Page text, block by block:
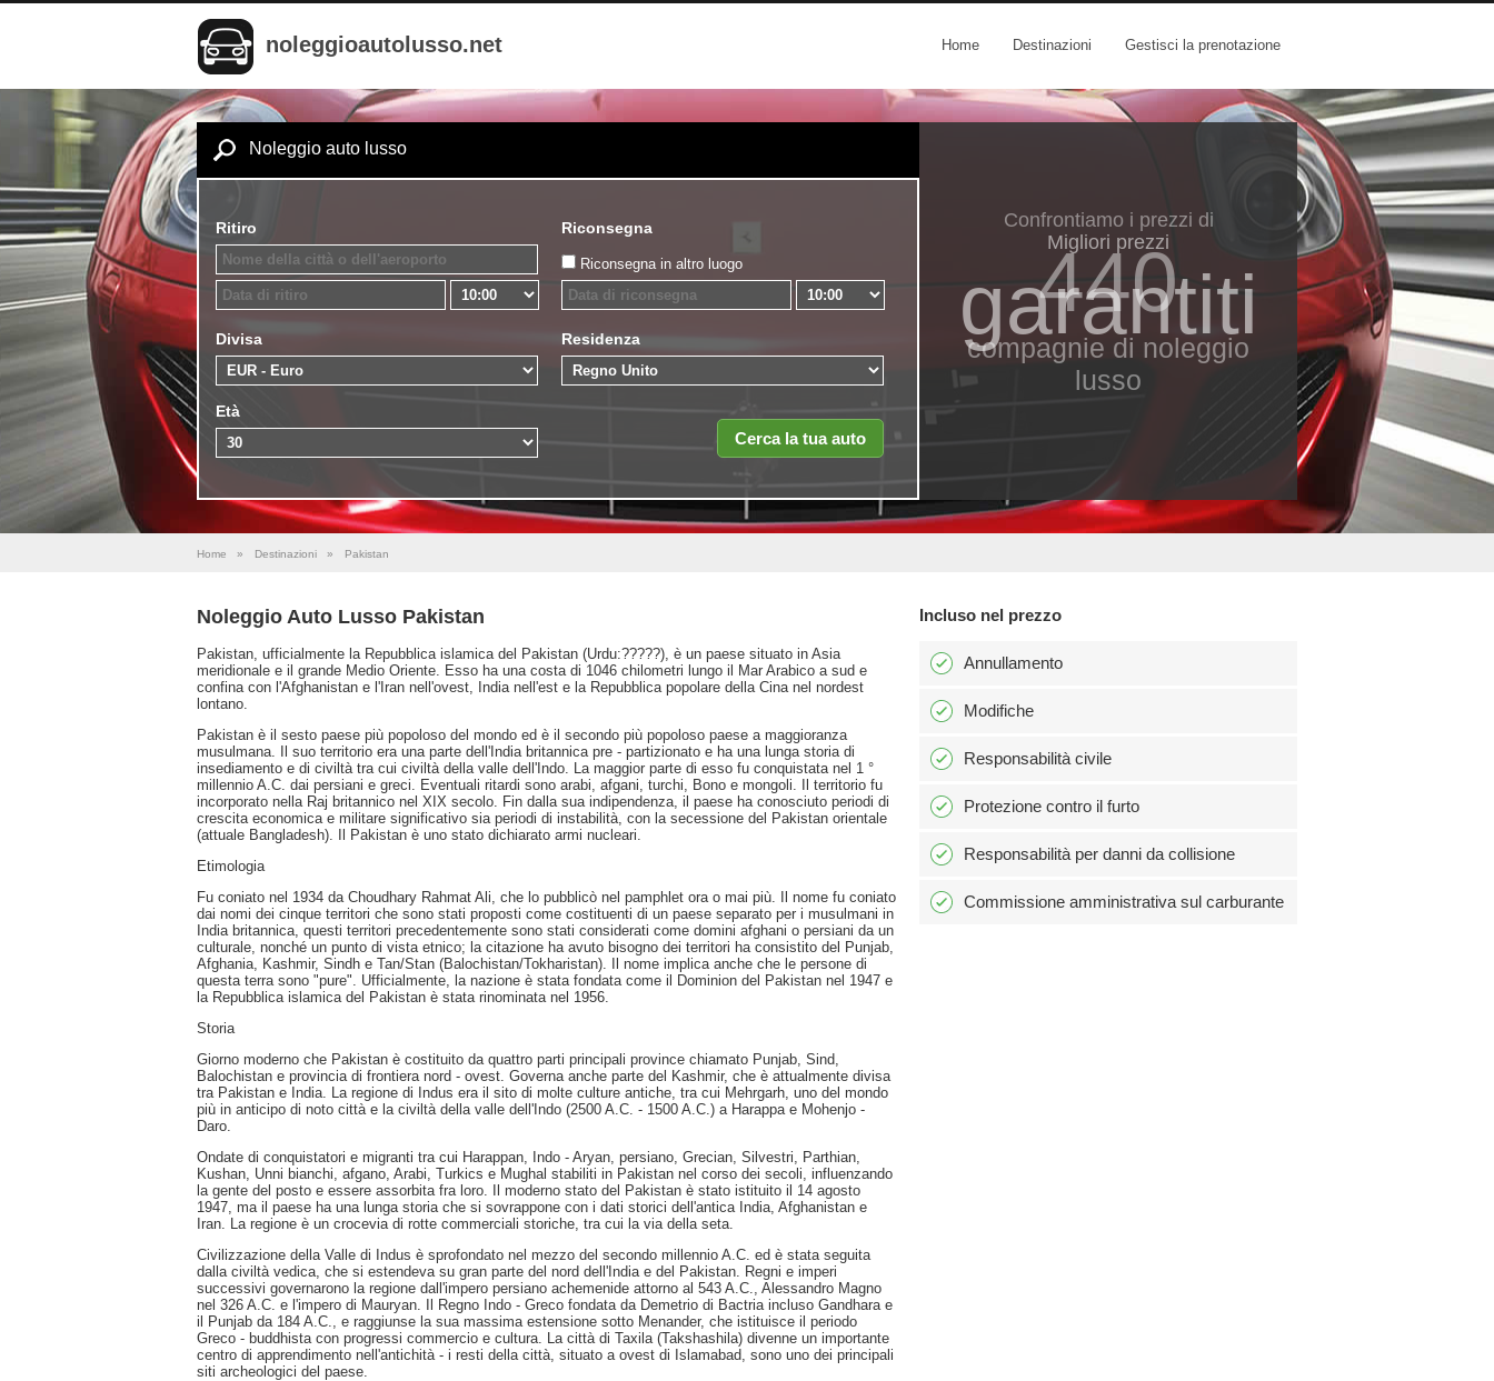
noleggioautolusso.net Home Destinazioni Gestisci la prenotazione
Noleggio auto lusso
Ritiro Riconsegna
Riconsegna in altro luogo
Divisa Residenza
Età
Migliori prezzi
garantiti
Home » Destinazioni » Pakistan
Noleggio Auto Lusso Pakistan
Pakistan, ufficialmente la Repubblica islamica del Pakistan (Urdu:?????), è un paese situato in Asia
meridionale e il grande Medio Oriente. Esso ha una costa di 1046 chilometri lungo il Mar Arabico a sud e
confina con l'Afghanistan e l'Iran nell'ovest, India nell'est e la Repubblica popolare della Cina nel nordest
lontano.
Pakistan è il sesto paese più popoloso del mondo ed è il secondo più popoloso paese a maggioranza
musulmana. Il suo territorio era una parte dell'India britannica pre - partizionato e ha una lunga storia di
insediamento e di civiltà tra cui civiltà della valle dell'Indo. La maggior parte di esso fu conquistata nel 1 °
millennio A.C. dai persiani e greci. Eventuali ritardi sono arabi, afgani, turchi, Bono e mongoli. Il territorio fu
incorporato nella Raj britannico nel XIX secolo. Fin dalla sua indipendenza, il paese ha conosciuto periodi di
crescita economica e militare significativo sia periodi di instabilità, con la secessione del Pakistan orientale
(attuale Bangladesh). Il Pakistan è uno stato dichiarato armi nucleari.
Etimologia
Fu coniato nel 1934 da Choudhary Rahmat Ali, che lo pubblicò nel pamphlet ora o mai più. Il nome fu coniato
dai nomi dei cinque territori che sono stati proposti come costituenti di un paese separato per i musulmani in
India britannica, questi territori precedentemente sono stati considerati come domini afghani o persiani da un
culturale, nonché un punto di vista etnico; la citazione ha avuto bisogno dei territori ha consistito del Punjab,
Afghania, Kashmir, Sindh e Tan/Stan (Balochistan/Tokharistan). Il nome implica anche che le persone di
questa terra sono "pure". Ufficialmente, la nazione è stata fondata come il Dominion del Pakistan nel 1947 e
la Repubblica islamica del Pakistan è stata rinominata nel 1956.
Storia
Giorno moderno che Pakistan è costituito da quattro parti principali province chiamato Punjab, Sind,
Balochistan e provincia di frontiera nord - ovest. Governa anche parte del Kashmir, che è attualmente divisa
tra Pakistan e India. La regione di Indus era il sito di molte culture antiche, tra cui Mehrgarh, uno del mondo
più in anticipo di noto città e la civiltà della valle dell'Indo (2500 A.C. - 1500 A.C.) a Harappa e Mohenjo -
Daro.
Ondate di conquistatori e migranti tra cui Harappan, Indo - Aryan, persiano, Grecian, Silvestri, Parthian,
Kushan, Unni bianchi, afgano, Arabi, Turkics e Mughal stabiliti in Pakistan nel corso dei secoli, influenzando
la gente del posto e essere assorbita fra loro. Il moderno stato del Pakistan è stato istituito il 14 agosto
1947, ma il paese ha una lunga storia che si sovrappone con i dati storici dell'antica India, Afghanistan e
Iran. La regione è un crocevia di rotte commerciali storiche, tra cui la via della seta.
Civilizzazione della Valle di Indus è sprofondato nel mezzo del secondo millennio A.C. ed è stata seguita
dalla civiltà vedica, che si estendeva su gran parte del nord dell'India e del Pakistan. Regni e imperi
successivi governarono la regione dall'impero persiano achemenide attorno al 543 A.C., Alessandro Magno
nel 326 A.C. e l'impero di Mauryan. Il Regno Indo - Greco fondata da Demetrio di Bactria incluso Gandhara e
il Punjab da 184 A.C., e raggiunse la sua massima estensione sotto Menander, che istituisce il periodo
Greco - buddhista con progressi commercio e cultura. La città di Taxila (Takshashila) divenne un importante
centro di apprendimento nell'antichità - i resti della città, situato a ovest di Islamabad, sono uno dei principali
siti archeologici del paese.
Incluso nel prezzo
Annullamento
Modifiche
Responsabilità civile
Protezione contro il furto
Responsabilità per danni da collisione
Commissione amministrativa sul carburante